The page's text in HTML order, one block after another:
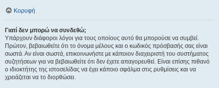
Κορυφή
Γιατί δεν μπορώ να συνδεθώ;
Υπάρχουν διάφοροι λόγοι για τους οποίους αυτό θα μπορούσε να συμβεί.
Πρώτον, βεβαιωθείτε ότι το όνομα μέλους και ο κωδικός πρόσβασής σας είναι
σωστά. Αν είναι σωστά, επικοινωνήστε με κάποιον διαχειριστή του συστήματος
συζητήσεων για να βεβαιωθείτε ότι δεν έχετε απαγορευθεί. Είναι επίσης πιθανό
ο ιδιοκτήτης της ιστοσελίδας να έχει κάποιο σφάλμα στις ρυθμίσεις και να
χρειάζεται να το διορθώσει.